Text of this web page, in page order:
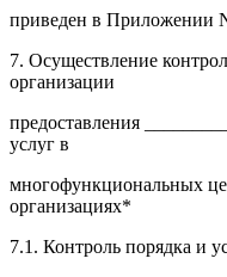
приведен в Приложении
7. Осуществление
организации
предоставления
услуг в
многофункциональных
организациях*
7.1. Контроль порядка и